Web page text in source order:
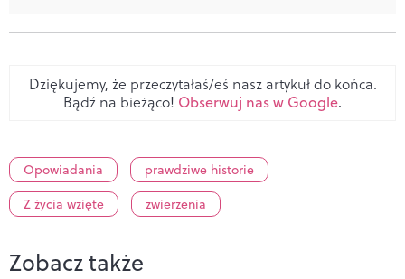
Dziękujemy, że przeczytałaś/eś nasz artykuł do końca.
Bądź na bieżąco! Obserwuj nas w Google.
Opowiadania
prawdziwe historie
Z życia wzięte
zwierzenia
Zobacz także